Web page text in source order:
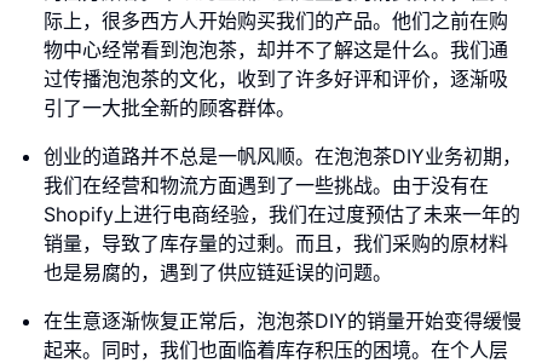
际上，很多西方人开始购买我们的产品。他们之前在购
物中心经常看到泡泡茶，却并不了解这是什么。我们通
过传播泡泡茶的文化，收到了许多好评和评价，逐渐吸
引了一大批全新的顾客群体。
创业的道路并不总是一帆风顺。在泡泡茶DIY业务初期，
我们在经营和物流方面遇到了一些挑战。由于没有在
Shopify上进行电商经验，我们在过度预估了未来一年的
销量，导致了库存量的过剩。而且，我们采购的原材料
也是易腐的，遇到了供应链延误的问题。
在生意逐渐恢复正常后，泡泡茶DIY的销量开始变得缓慢
起来。同时，我们也面临着库存积压的困境。在个人层